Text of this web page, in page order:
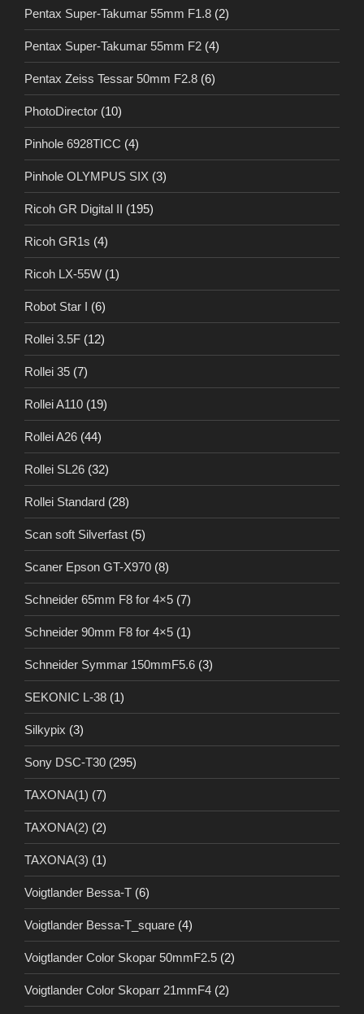
Pentax Super-Takumar 55mm F1.8 (2)
Pentax Super-Takumar 55mm F2 (4)
Pentax Zeiss Tessar 50mm F2.8 (6)
PhotoDirector (10)
Pinhole 6928TICC (4)
Pinhole OLYMPUS SIX (3)
Ricoh GR Digital II (195)
Ricoh GR1s (4)
Ricoh LX-55W (1)
Robot Star I (6)
Rollei 3.5F (12)
Rollei 35 (7)
Rollei A110 (19)
Rollei A26 (44)
Rollei SL26 (32)
Rollei Standard (28)
Scan soft Silverfast (5)
Scaner Epson GT-X970 (8)
Schneider 65mm F8 for 4×5 (7)
Schneider 90mm F8 for 4×5 (1)
Schneider Symmar 150mmF5.6 (3)
SEKONIC L-38 (1)
Silkypix (3)
Sony DSC-T30 (295)
TAXONA(1) (7)
TAXONA(2) (2)
TAXONA(3) (1)
Voigtlander Bessa-T (6)
Voigtlander Bessa-T_square (4)
Voigtlander Color Skopar 50mmF2.5 (2)
Voigtlander Color Skoparr 21mmF4 (2)